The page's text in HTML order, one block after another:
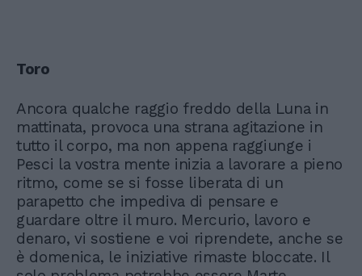
Toro
Ancora qualche raggio freddo della Luna in
mattinata, provoca una strana agitazione in
tutto il corpo, ma non appena raggiunge i
Pesci la vostra mente inizia a lavorare a pieno
ritmo, come se si fosse liberata di un
parapetto che impediva di pensare e
guardare oltre il muro. Mercurio, lavoro e
denaro, vi sostiene e voi riprendete, anche se
è domenica, le iniziative rimaste bloccate. Il